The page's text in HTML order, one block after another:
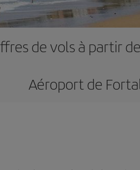
de vols à partir
Aéroport de